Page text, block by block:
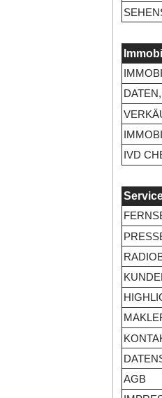
IVD
AGB